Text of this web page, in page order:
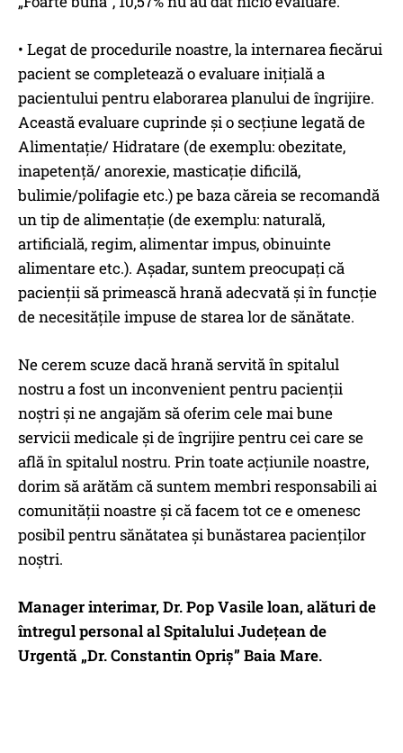
• Legat de procedurile noastre, la internarea fiecărui
pacient se completează o evaluare inițială a
pacientului pentru elaborarea planului de îngrijire.
Această evaluare cuprinde şi o secțiune legată de
Alimentație/ Hidratare (de exemplu: obezitate,
inapetență/ anorexie, masticație dificilă,
bulimie/polifagie etc.) pe baza căreia se recomandă
un tip de alimentație (de exemplu: naturală,
artificială, regim, alimentar impus, obinuinte
alimentare etc.). Aşadar, suntem preocupați că
pacienții să primească hrană adecvată şi în funcție
de necesitățile impuse de starea lor de sănătate.
Ne cerem scuze dacă hrană servită în spitalul
nostru a fost un inconvenient pentru pacienții
noştri şi ne angajăm să oferim cele mai bune
servicii medicale şi de îngrijire pentru cei care se
află în spitalul nostru. Prin toate acțiunile noastre,
dorim să arătăm că suntem membri responsabili ai
comunității noastre şi că facem tot ce e omenesc
posibil pentru sănătatea şi bunăstarea pacienților
noştri.
Manager interimar, Dr. Pop Vasile loan, alături de
întregul personal al Spitalului Județean de
Urgentă „Dr. Constantin Opriş” Baia Mare.